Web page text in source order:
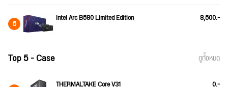
5 Intel Arc B580 Limited Edition 8,500.-
Top 5 - Case ดูทั้งหมด